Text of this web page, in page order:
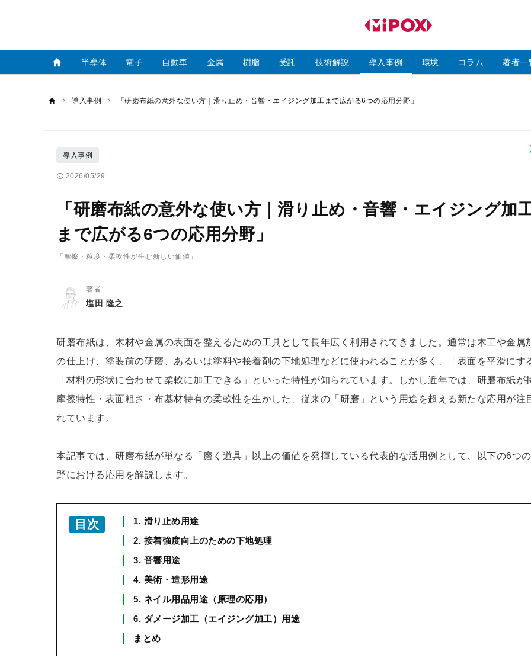
半導体 電子 自動車 金属 樹脂 受託 技術解説 導入事例 環境 コラム 著者一
導入事例 「研磨布紙の意外な使い方｜滑り止め・音響・エイジング加工まで広がる6つの応用分野」
導入事例
2026/05/29
「研磨布紙の意外な使い方｜滑り止め・音響・エイジング加
まで広がる6つの応用分野」
「摩擦・粒度・柔軟性が生む新しい価値」
著者
塩田 隆之
研磨布紙は、木材や金属の表面を整えるための工具として長年広く利用されてきました。通常は木工や金属
の仕上げ、塗装前の研磨、あるいは塗料や接着剤の下地処理などに使われることが多く、「表面を平滑にす
「材料の形状に合わせて柔軟に加工できる」といった特性が知られています。しかし近年では、研磨布紙が
摩擦特性・表面粗さ・布基材特有の柔軟性を生かした、従来の「研磨」という用途を超える新たな応用が注
れています。
本記事では、研磨布紙が単なる「磨く道具」以上の価値を発揮している代表的な活用例として、以下の6つ
野における応用を解説します。
目次
1. 滑り止め用途
2. 接着強度向上のための下地処理
3. 音響用途
4. 美術・造形用途
5. ネイル用品用途（原理の応用）
6. ダメージ加工（エイジング加工）用途
まとめ